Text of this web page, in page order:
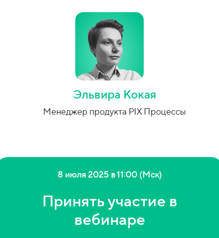
Эльвира Кокая
Менеджер продукта PIX Процессы
8 июля 2025 в 11:00 (Мск)
Принять участие в
вебинаре